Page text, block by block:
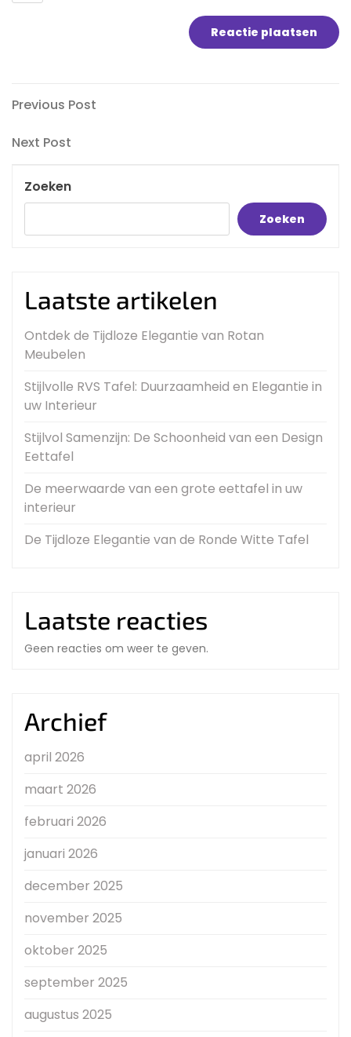
Bericht
navigatie
Previous
Previous Post
Next
Next Post
Zoeken
Zoeken
Laatste artikelen
Ontdek de Tijdloze Elegantie van Rotan
Meubelen
Stijlvolle RVS Tafel: Duurzaamheid en Elegantie in
uw Interieur
Stijlvol Samenzijn: De Schoonheid van een Design
Eettafel
De meerwaarde van een grote eettafel in uw
interieur
De Tijdloze Elegantie van de Ronde Witte Tafel
Laatste reacties
Geen reacties om weer te geven.
Archief
april 2026
maart 2026
februari 2026
januari 2026
december 2025
november 2025
oktober 2025
september 2025
augustus 2025